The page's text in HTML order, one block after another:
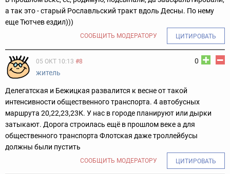
а так это - старый Рославльский тракт вдоль Десны. По нему
еще Тютчев ездил)))
СООБЩИТЬ МОДЕРАТОРУ ЦИТИРОВАТЬ
0
05 ОКТ 10:13 #8
житель
Делегатская и Бежицкая развалится к весне от такой
интенсивности общественного транспорта. 4 автобусных
маршрута 20,22,23,23К. У нас в городе планируют или дырки
затыкают. Дорога строилась ещё в прошлом веке а для
общественного транспорта Флотская даже троллейбусы
должны были пустить
СООБЩИТЬ МОДЕРАТОРУ ЦИТИРОВАТЬ